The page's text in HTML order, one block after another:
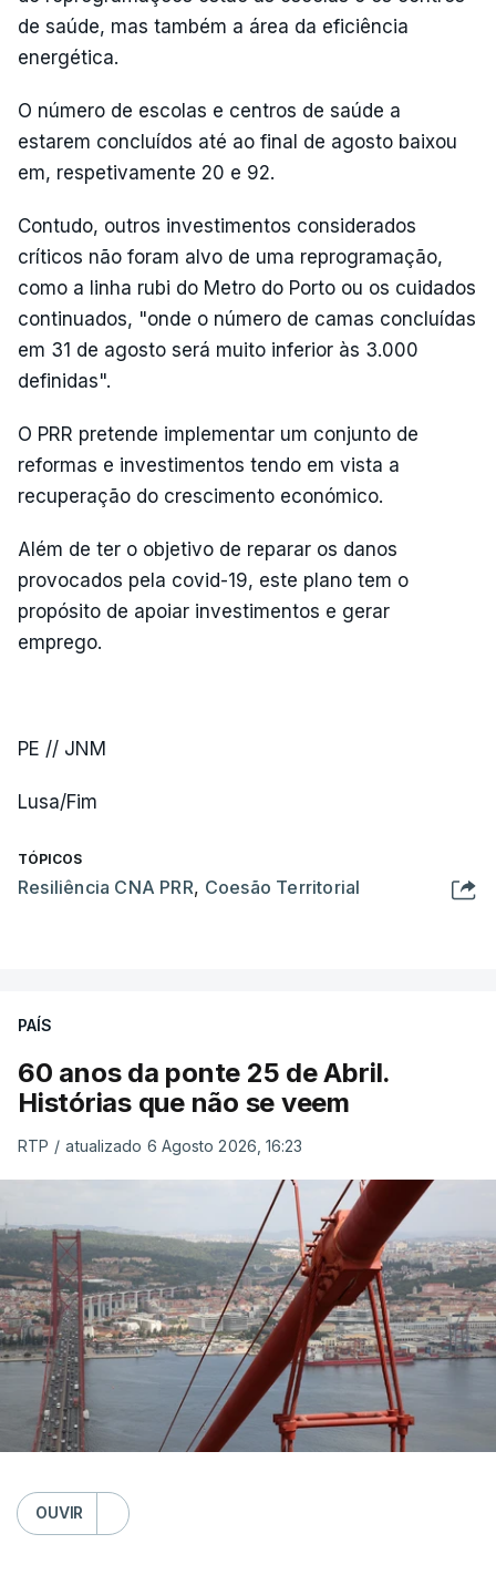
de saúde, mas também a área da eficiência
energética.
O número de escolas e centros de saúde a
estarem concluídos até ao final de agosto baixou
em, respetivamente 20 e 92.
Contudo, outros investimentos considerados
críticos não foram alvo de uma reprogramação,
como a linha rubi do Metro do Porto ou os cuidados
continuados, "onde o número de camas concluídas
em 31 de agosto será muito inferior às 3.000
definidas".
O PRR pretende implementar um conjunto de
reformas e investimentos tendo em vista a
recuperação do crescimento económico.
Além de ter o objetivo de reparar os danos
provocados pela covid-19, este plano tem o
propósito de apoiar investimentos e gerar
emprego.
PE // JNM
Lusa/Fim
TÓPICOS
Resiliência CNA PRR, Coesão Territorial
PAÍS
60 anos da ponte 25 de Abril.
Histórias que não se veem
RTP / atualizado 6 Agosto 2026, 16:23
OUVIR